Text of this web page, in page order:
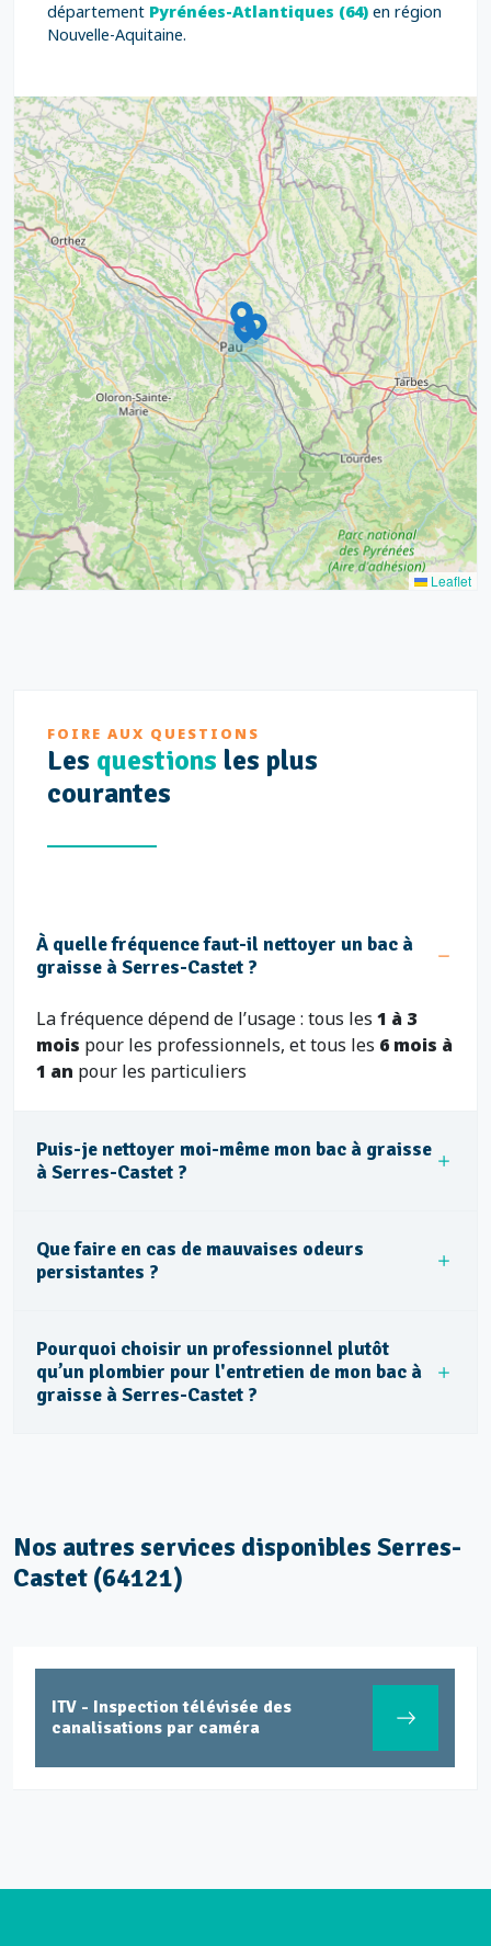
département Pyrénées-Atlantiques (64) en région
Nouvelle-Aquitaine.
2
3
12
4
7
16
9
Leaflet
FOIRE AUX QUESTIONS
Les questions les plus
courantes
À quelle fréquence faut-il nettoyer un bac à
graisse à Serres-Castet ?
La fréquence dépend de l’usage : tous les 1 à 3
mois pour les professionnels, et tous les 6 mois à
1 an pour les particuliers
Puis-je nettoyer moi-même mon bac à graisse
à Serres-Castet ?
Que faire en cas de mauvaises odeurs
persistantes ?
Pourquoi choisir un professionnel plutôt
qu’un plombier pour l'entretien de mon bac à
graisse à Serres-Castet ?
Nos autres services disponibles Serres-
Castet (64121)
ITV - Inspection télévisée des
canalisations par caméra